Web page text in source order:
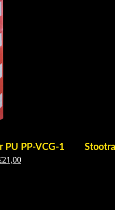
PU PP-VCG-1
21,00Huidige